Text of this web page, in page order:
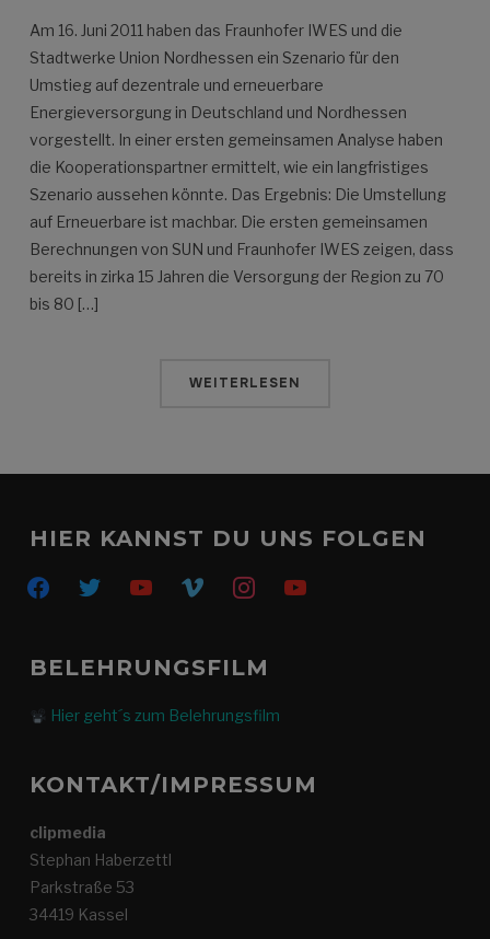
Am 16. Juni 2011 haben das Fraunhofer IWES und die
Stadtwerke Union Nordhessen ein Szenario für den
Umstieg auf dezentrale und erneuerbare
Energieversorgung in Deutschland und Nordhessen
vorgestellt. In einer ersten gemeinsamen Analyse haben
die Kooperationspartner ermittelt, wie ein langfristiges
Szenario aussehen könnte. Das Ergebnis: Die Umstellung
auf Erneuerbare ist machbar. Die ersten gemeinsamen
Berechnungen von SUN und Fraunhofer IWES zeigen, dass
bereits in zirka 15 Jahren die Versorgung der Region zu 70
bis 80 […]
WEITERLESEN
HIER KANNST DU UNS FOLGEN
facebooktwitter youtube vimeo instagramyoutube
BELEHRUNGSFILM
Hier geht´s zum Belehrungsfilm
KONTAKT/IMPRESSUM
clipmedia
Stephan Haberzettl
Parkstraße 53
34419 Kassel